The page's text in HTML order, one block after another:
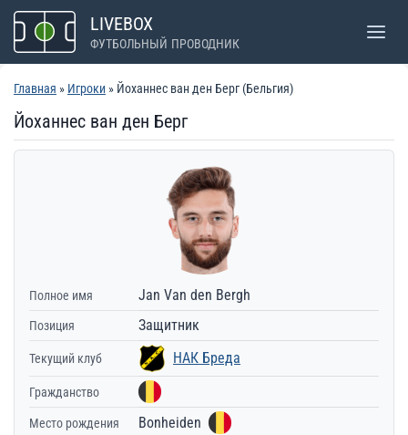
Перейти
содержимому
LIVEBOX
ФУТБОЛЬНЫЙ ПРОВОДНИК
Главная » Игроки » Йоханнес ван ден Берг (Бельгия)
Йоханнес ван ден Берг
Полное имя Jan Van den Bergh
Позиция Защитник
Текущий клуб НАК Бреда
Гражданство
Место рождения Bonheiden